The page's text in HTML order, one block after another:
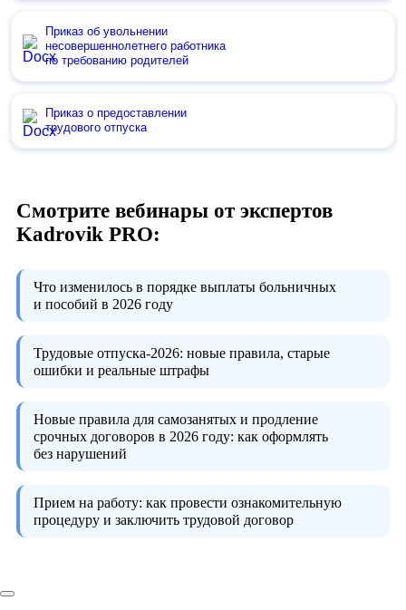
Приказ об увольнении
несовершеннолетнего работника
по требованию родителей
Приказ о предоставлении
трудового отпуска
Смотрите вебинары от экспертов
Kadrovik PRO:
Что изменилось в порядке выплаты больничных
и пособий в 2026 году
Трудовые отпуска-2026: новые правила, старые
ошибки и реальные штрафы
Новые правила для самозанятых и продление
срочных договоров в 2026 году: как оформлять
без нарушений
Прием на работу: как провести ознакомительную
процедуру и заключить трудовой договор